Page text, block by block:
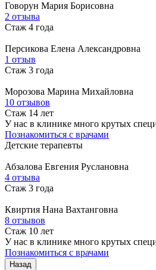
Говорун Мария Борисовна
2 отзыва
Стаж 4 года
Персикова Елена Александровна
1 отзыв
Стаж 3 года
Морозова Марина Михайловна
10 отзывов
Стаж 14 лет
У нас в клинике много крутых
Познакомиться с врачами
Детские терапевты
Абзалова Евгения Руслановна
4 отзыва
Стаж 3 года
Квиртия Нана Вахтанговна
8 отзывов
Стаж 10 лет
У нас в клинике много крутых
Познакомиться с врачами
Назад